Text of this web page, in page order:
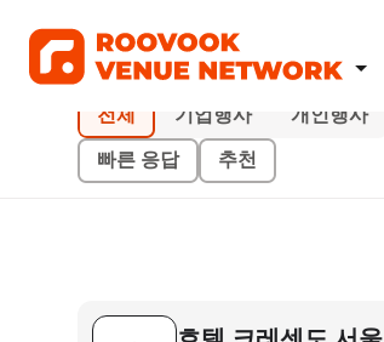
전체 기업행사 개인행사
빠른 응답 추천